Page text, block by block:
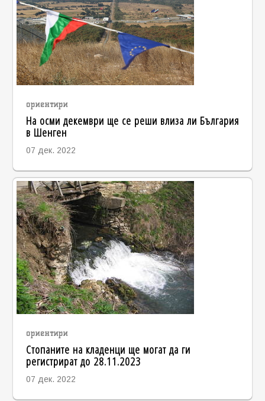
ориентири
На осми декември ще се реши влиза ли България
в Шенген
07 дек. 2022
ориентири
Стопаните на кладенци ще могат да ги
регистрират до 28.11.2023
07 дек. 2022